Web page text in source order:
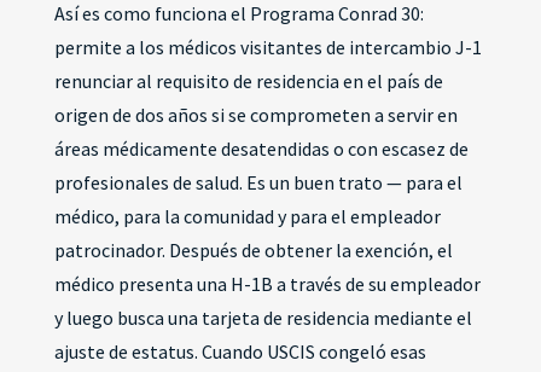
Así es como funciona el Programa Conrad 30:
permite a los médicos visitantes de intercambio J-1
renunciar al requisito de residencia en el país de
origen de dos años si se comprometen a servir en
áreas médicamente desatendidas o con escasez de
profesionales de salud. Es un buen trato — para el
médico, para la comunidad y para el empleador
patrocinador. Después de obtener la exención, el
médico presenta una H-1B a través de su empleador
y luego busca una tarjeta de residencia mediante el
ajuste de estatus. Cuando USCIS congeló esas